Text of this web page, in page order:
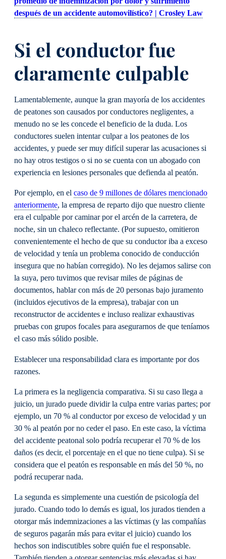
después de un accidente automovilístico? | Crosley Law
Si el conductor fue
claramente culpable
Lamentablemente, aunque la gran mayoría de los accidentes
de peatones son causados por conductores negligentes, a
menudo no se les concede el beneficio de la duda. Los
conductores suelen intentar culpar a los peatones de los
accidentes, y puede ser muy difícil superar las acusaciones si
no hay otros testigos o si no se cuenta con un abogado con
experiencia en lesiones personales que defienda al peatón.
Por ejemplo, en el caso de 9 millones de dólares mencionado
anteriormente, la empresa de reparto dijo que nuestro cliente
era el culpable por caminar por el arcén de la carretera, de
noche, sin un chaleco reflectante. (Por supuesto, omitieron
convenientemente el hecho de que su conductor iba a exceso
de velocidad y tenía un problema conocido de conducción
insegura que no habían corregido). No les dejamos salirse con
la suya, pero tuvimos que revisar miles de páginas de
documentos, hablar con más de 20 personas bajo juramento
(incluidos ejecutivos de la empresa), trabajar con un
reconstructor de accidentes e incluso realizar exhaustivas
pruebas con grupos focales para asegurarnos de que teníamos
el caso más sólido posible.
Establecer una responsabilidad clara es importante por dos
razones.
La primera es la negligencia comparativa. Si su caso llega a
juicio, un jurado puede dividir la culpa entre varias partes; por
ejemplo, un 70 % al conductor por exceso de velocidad y un
30 % al peatón por no ceder el paso. En este caso, la víctima
del accidente peatonal solo podría recuperar el 70 % de los
daños (es decir, el porcentaje en el que no tiene culpa). Si se
considera que el peatón es responsable en más del 50 %, no
podrá recuperar nada.
La segunda es simplemente una cuestión de psicología del
jurado. Cuando todo lo demás es igual, los jurados tienden a
otorgar más indemnizaciones a las víctimas (y las compañías
de seguros pagarán más para evitar el juicio) cuando los
hechos son indiscutibles sobre quién fue el responsable.